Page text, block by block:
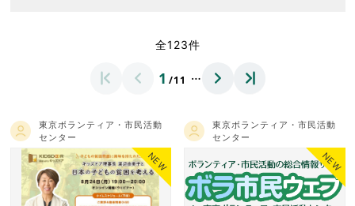
全123件
1 /11 …
東京ボランティア・市民活動
センター
NEW
東京ボランティア・市民活動
センター
NEW